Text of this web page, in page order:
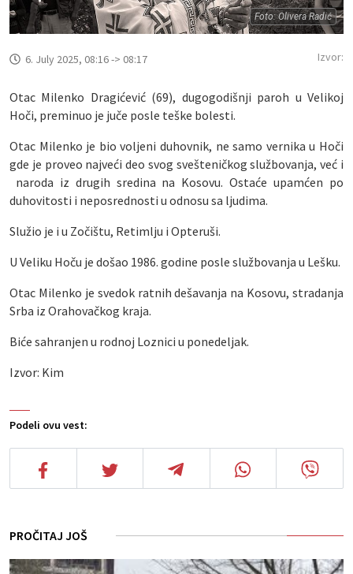
Foto: Olivera Radić
Podeli ovu vest:
6. July 2025, 08:16 -> 08:17 Izvor:
Otac Milenko Dragićević (69), dugogodišnji paroh u Velikoj
Hoči, preminuo je juče posle teške bolesti.
Otac Milenko je bio voljeni duhovnik, ne samo vernika u Hoči
gde je proveo najveći deo svog svešteničkog službovanja, već i
naroda iz drugih sredina na Kosovu. Ostaće upamćen po
duhovitosti i neposrednosti u odnosu sa ljudima.
Služio je i u Zočištu, Retimlju i Opteruši.
U Veliku Hoču je došao 1986. godine posle službovanja u Lešku.
Otac Milenko je svedok ratnih dešavanja na Kosovu, stradanja
Srba iz Orahovačkog kraja.
Biće sahranjen u rodnoj Loznici u ponedeljak.
Izvor: Kim
PROČITAJ JOŠ